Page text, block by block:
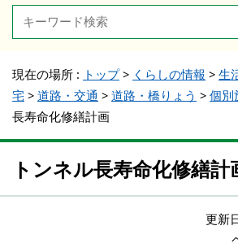
現在の場所 : トップ> くらしの情報 > 生
宅 > 道路・交通 > 道路・橋りょう > 個別
長寿命化修繕計画
トンネル長寿命化修繕計
更新